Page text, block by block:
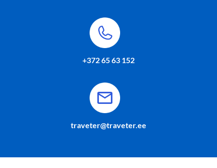
+372 65 63 152
traveter@traveter.ee